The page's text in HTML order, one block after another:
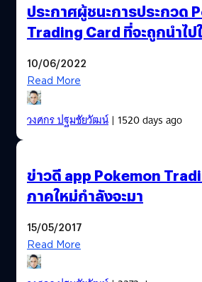
ประกาศผู้ชนะการประกวด
Trading Card ที่จะถูกนำไป
10/06/2022
Read More
วงศกร ปฐมชัยวัฒน์| 1520 days ago
ข่าวดี app Pokemon
ภาคใหม่กำลังจะมา
15/05/2017
Read More